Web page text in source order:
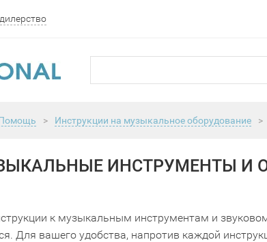
> Инструкции на музыкальное оборудование >
ИНСТРУМЕНТЫ
к музыкальным инструментам и
Для вашего удобства, напротив каждой